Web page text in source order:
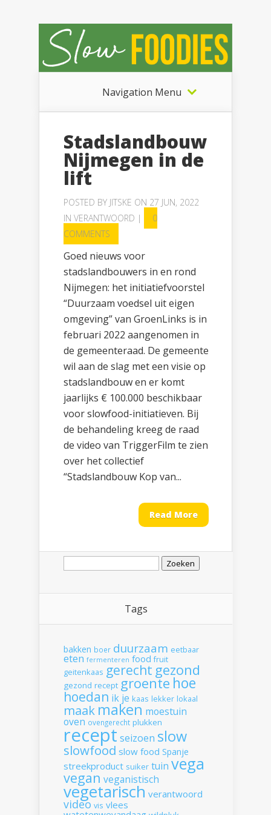
Navigation Menu
Stadslandbouw
Nijmegen in de
lift
POSTED BY JITSKE ON 27 JUN, 2022
IN VERANTWOORD |
0
COMMENTS
Goed nieuws voor
stadslandbouwers in en rond
Nijmegen: het initiatiefvoorstel
“Duurzaam voedsel uit eigen
omgeving” van GroenLinks is in
februari 2022 aangenomen in
de gemeenteraad. De gemeente
wil aan de slag met een visie op
stadslandbouw en er komt
jaarlijks € 100.000 beschikbaar
voor slowfood-initiatieven. Bij
de behandeling kreeg de raad
de video van TriggerFilm te zien
over het collectief
“Stadslandbouw Kop van...
Read More
Zoeken
Tags
bakken boer duurzaam eetbaar
eten fermenteren food fruit
geitenkaas gerecht gezond
gezond recept groente hoe
hoedan ik je kaas lekker lokaal
maak maken moestuin
oven ovengerecht plukken
recept seizoen slow
slowfood slow food Spanje
streekproduct suiker tuin vega
vegan veganistisch
vegetarisch verantwoord
video vis vlees